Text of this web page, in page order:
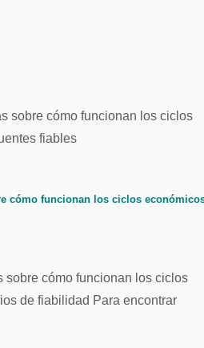
cómo funcionan los ciclos
sobre cómo funcionan los ciclos
de fiabilidad Para encontrar